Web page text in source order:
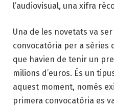
l’audiovisual, una xifra
Una de les novetats va
convocatòria per a sèries
que havien de tenir un
milions d’euros. És un
aquest moment, només
primera convocatòria es